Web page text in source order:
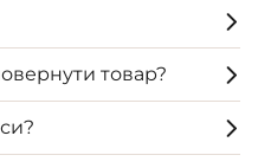
товар?